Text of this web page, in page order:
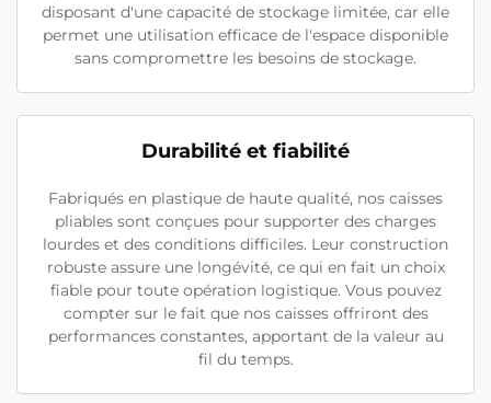
disposant d'une capacité de stockage limitée, car elle
permet une utilisation efficace de l'espace disponible
sans compromettre les besoins de stockage.
Durabilité et fiabilité
Fabriqués en plastique de haute qualité, nos caisses
pliables sont conçues pour supporter des charges
lourdes et des conditions difficiles. Leur construction
robuste assure une longévité, ce qui en fait un choix
fiable pour toute opération logistique. Vous pouvez
compter sur le fait que nos caisses offriront des
performances constantes, apportant de la valeur au
fil du temps.